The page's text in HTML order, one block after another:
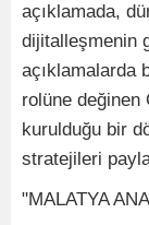
açıklamada,
dijitalleşmenin
açıklamalarda
rolüne
kurulduğu bir
stratejileri
"MALATYA